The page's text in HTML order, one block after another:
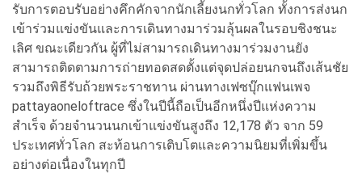
รับการตอบรับอย่างคึกคักจากนักเลี้ยงนกทั่วโลก ทั้งการส่งนก
เข้าร่วมแข่งขันและการเดินทางมาร่วมลุ้นผลในรอบชิงชนะ
เลิศ ขณะเดียวกัน ผู้ที่ไม่สามารถเดินทางมาร่วมงานยัง
สามารถติดตามการถ่ายทอดสดตั้งแต่จุดปล่อยนกจนถึงเส้นชัย
รวมถึงพิธีรับถ้วยพระราชทาน ผ่านทางเฟซบุ๊กแฟนเพจ
pattayaoneloftrace ซึ่งในปีนี้ถือเป็นอีกหนึ่งปีแห่งความ
สำเร็จ ด้วยจำนวนนกเข้าแข่งขันสูงถึง 12,178 ตัว จาก 59
ประเทศทั่วโลก สะท้อนการเติบโตและความนิยมที่เพิ่มขึ้น
อย่างต่อเนื่องในทุกปี